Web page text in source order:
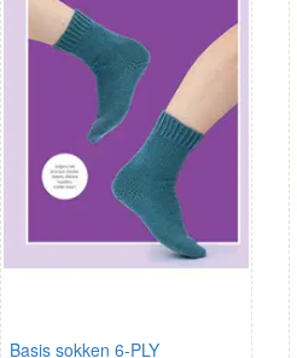
Basis sokken 6-PLY